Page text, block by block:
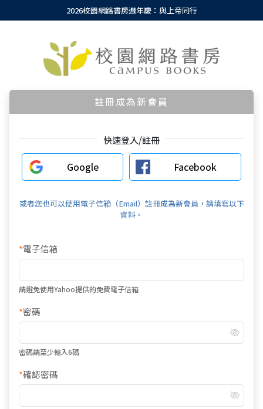
2026校園網路書房週年慶：與上帝同行
註冊成為新會員
快速登入/註冊
Google Facebook
或者您也可以使用電子信箱（Email）註冊成為新會員，請填寫以下
資料。
*電子信箱
請避免使用Yahoo提供的免費電子信箱
*密碼
密碼請至少輸入6碼
*確認密碼